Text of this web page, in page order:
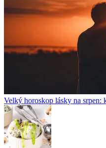
Velký horoskop lásky na srpen: